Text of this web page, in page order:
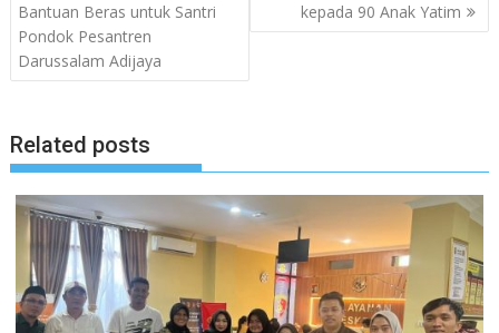
Bantuan Beras untuk Santri
Pondok Pesantren
Darussalam Adijaya
kepada 90 Anak Yatim
Related posts